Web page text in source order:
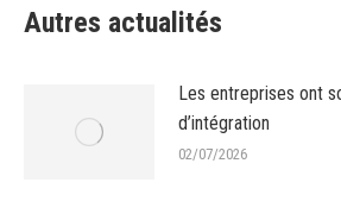
Autres actualités
Les entreprises ont
d’intégration
02/07/2026